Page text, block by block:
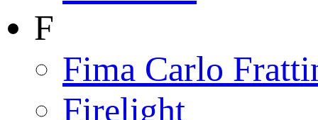
F
Fima Carlo
Firelight